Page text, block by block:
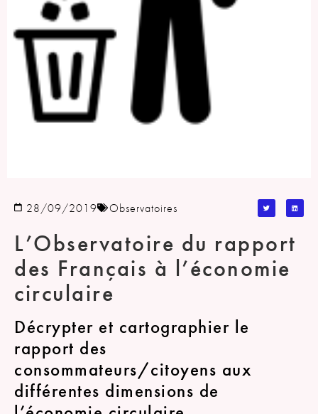
28/09/2019 Observatoires
L’Observatoire du rapport
des Français à l’économie
circulaire
Décrypter et cartographier le
rapport des
consommateurs/citoyens aux
différentes dimensions de